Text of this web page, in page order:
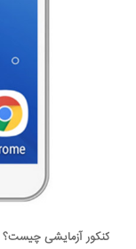
کنکور آزمایشی چیست؟